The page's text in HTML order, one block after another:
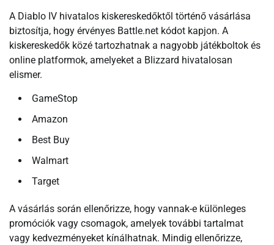
A Diablo IV hivatalos kiskereskedőktől történő vásárlása
biztosítja, hogy érvényes Battle.net kódot kapjon. A
kiskereskedők közé tartozhatnak a nagyobb játékboltok és
online platformok, amelyeket a Blizzard hivatalosan
elismer.
GameStop
Amazon
Best Buy
Walmart
Target
A vásárlás során ellenőrizze, hogy vannak-e különleges
promóciók vagy csomagok, amelyek további tartalmat
vagy kedvezményeket kínálhatnak. Mindig ellenőrizze,